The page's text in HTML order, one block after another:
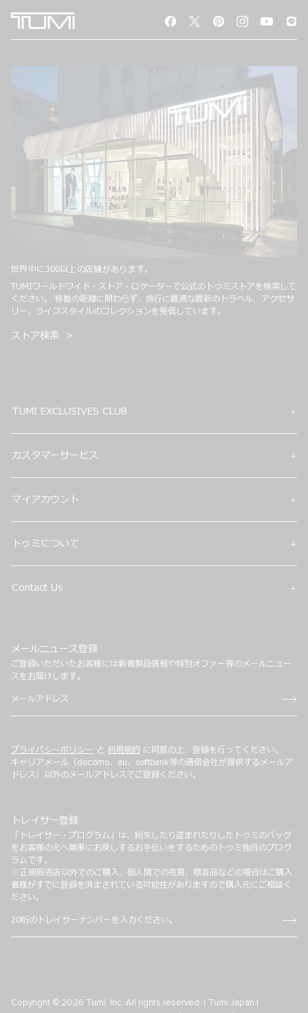
世界中に300以上の店舗があります。
TUMIワールドワイド・ストア・ロケーターで公式のトゥミストアを検索して
ください。 移動の距離に関わらず、旅行に最適な最新のトラベル、アクセサ
リー、ライフスタイルのコレクションを発信しています。
ストア検索
TUMI EXCLUSIVES CLUB
カスタマーサービス
マイアカウント
トゥミについて
Contact Us
メールニュース登録
ご登録いただいたお客様には新着製品情報や特別オファー等のメールニュー
スをお届けします。
プライバシーポリシー と 利用規約 に同意の上、登録を行ってください。
キャリアメール（docomo、au、softbank等の通信会社が提供するメールア
ドレス）以外のメールアドレスでご登録ください。
トレイサー登録
「トレイサー・プログラム」は、紛失したり盗まれたりしたトゥミのバッグ
をお客様の元へ無事にお戻しするお手伝いをするためのトゥミ独自のプログ
ラムです。
※正規販売店以外でのご購入、個人間での売買、贈答品などの場合はご購入
者様がすでに登録を済まされている可能性がありますので購入元にご相談く
ださい。
Copyright © 2026 Tumi, Inc. All rights reserved. | Tumi Japan |